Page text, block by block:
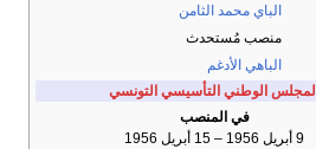
الباي محمد الثامن
منصب مُستحدث
الباهي الأدغم
المجلس الوطني التأسيسي التونسي
في المنصب
9 أبريل 1956 – 15 أبريل 1956